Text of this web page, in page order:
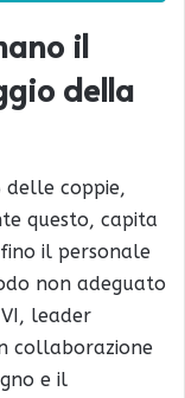
il
della
coppie,
questo, capita
il personale
non adeguato
leader
collaborazione
e il